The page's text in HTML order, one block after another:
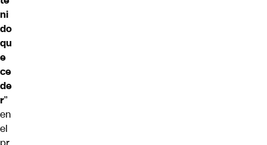
ni
do
qu
e
ce
de
r”
en
el